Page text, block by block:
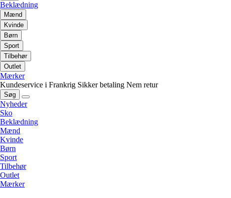
Beklædning
Mænd
Kvinde
Børn
Sport
Tilbehør
Outlet
Mærker
Kundeservice i Frankrig Sikker betaling Nem retur
Søg
Nyheder
Sko
Beklædning
Mænd
Kvinde
Børn
Sport
Tilbehør
Outlet
Mærker